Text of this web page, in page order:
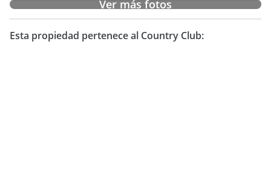
Ver más fotos
Esta propiedad pertenece al Country Club: